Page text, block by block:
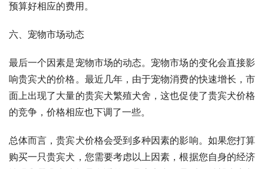
预算好相应的费用。
六、宠物市场动态
最后一个因素是宠物市场的动态。宠物市场的变化会直接影
响贵宾犬的价格。最近几年，由于宠物消费的快速增长，市
面上出现了大量的贵宾犬繁殖犬舍，这也促使了贵宾犬价格
的竞争，价格相应也下调了一些。
总体而言，贵宾犬价格会受到多种因素的影响。如果您打算
购买一只贵宾犬，您需要考虑以上因素，根据您自身的经济